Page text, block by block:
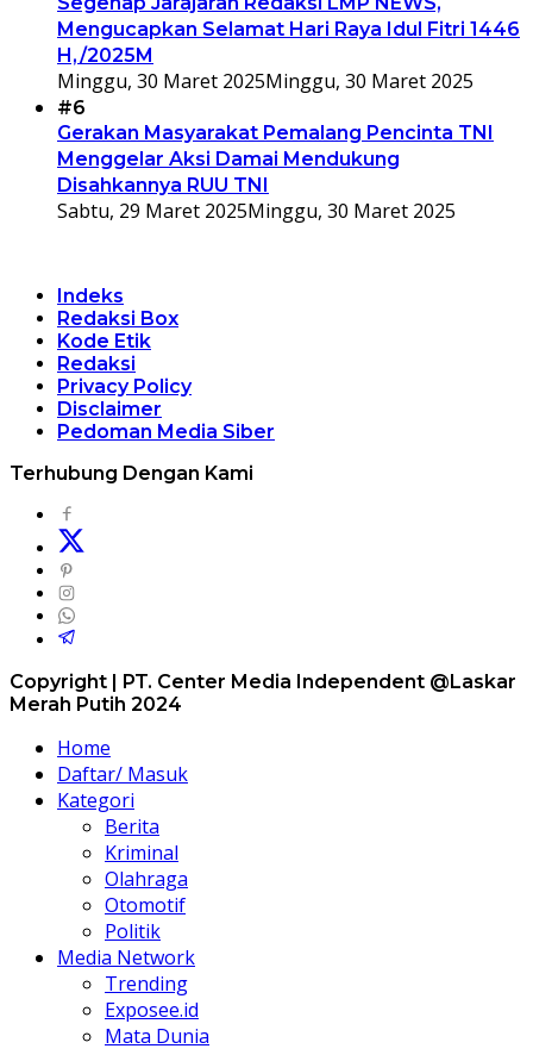
Mengucapkan Selamat Hari Raya Idul Fitri 1446
H,/2025M
Minggu, 30 Maret 2025Minggu, 30 Maret 2025
#6
Gerakan Masyarakat Pemalang Pencinta TNI
Menggelar Aksi Damai Mendukung
Disahkannya RUU TNI
Sabtu, 29 Maret 2025Minggu, 30 Maret 2025
Indeks
Redaksi Box
Kode Etik
Redaksi
Privacy Policy
Disclaimer
Pedoman Media Siber
Terhubung Dengan Kami
Copyright | PT. Center Media Independent @Laskar
Merah Putih 2024
Home
Daftar/ Masuk
Kategori
Berita
Kriminal
Olahraga
Otomotif
Politik
Media Network
Trending
Exposee.id
Mata Dunia